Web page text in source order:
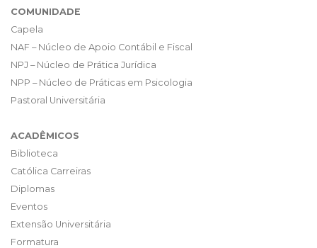
COMUNIDADE
Capela
NAF – Núcleo de Apoio Contábil e Fiscal
NPJ – Núcleo de Prática Jurídica
NPP – Núcleo de Práticas em Psicologia
Pastoral Universitária
ACADÊMICOS
Biblioteca
Católica Carreiras
Diplomas
Eventos
Extensão Universitária
Formatura